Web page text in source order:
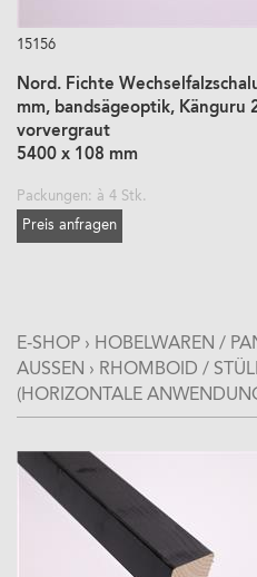
15156
Nord. Fichte
mm, bandsägeoptik, Känguru
vorvergraut
5400 x 108 mm
Packungen: à 4 Stk.
Preis anfragen
E-SHOP › HOBELWAREN /
AUSSEN › RHOMBOID /
(HORIZONTALE